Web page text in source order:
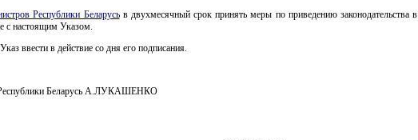
Республики Беларусьв двухмесячный срок принять меры по приведению законодательства в
с настоящим Указом.
ввести в действие со дня его подписания.
Беларусь А.ЛУКАШЕНКО